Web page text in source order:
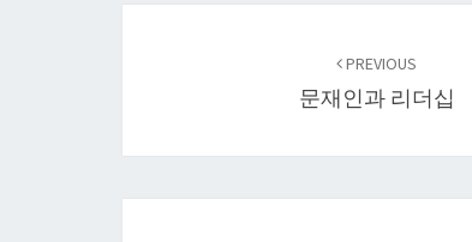
PREVIOUS
문재인과 리더십